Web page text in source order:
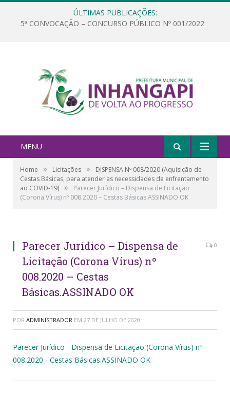
ÚLTIMAS PUBLICAÇÕES:
5ª CONVOCAÇÃO – CONCURSO PÚBLICO Nº 001/2022
MENU
Home » Licitações »
DISPENSA Nº 008/2020 (Aquisição de
Cestas Básicas, para atender as necessidades de enfrentamento
ao COVID-19) »
Parecer Jurídico – Dispensa de Licitação
(Corona Vírus) nº 008.2020 – Cestas Básicas.ASSINADO OK
Parecer Jurídico – Dispensa de
Licitação (Corona Vírus) nº
008.2020 – Cestas
Básicas.ASSINADO OK
0
POR ADMINISTRADOR EM 27 DE JULHO DE 2020
Parecer Jurídico - Dispensa de Licitação (Corona Vírus) nº
008.2020 - Cestas Básicas.ASSINADO OK